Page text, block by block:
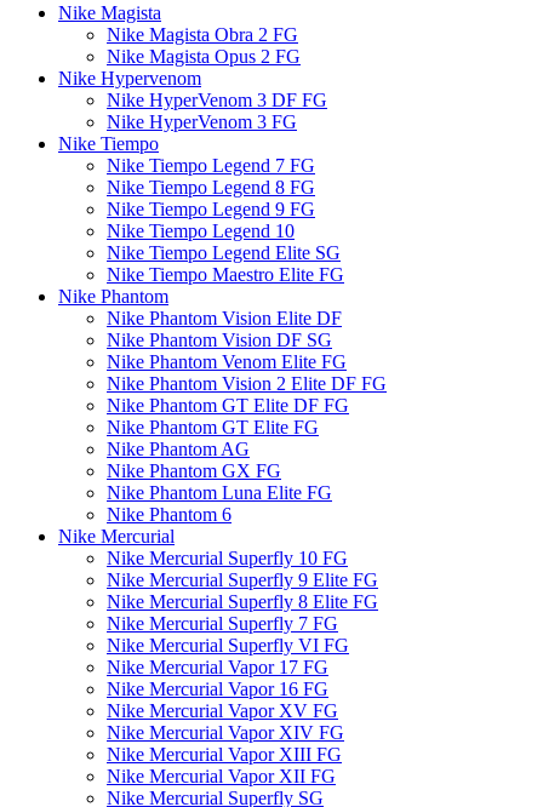
Nike Magista
Nike Magista Obra 2 FG
Nike Magista Opus 2 FG
Nike Hypervenom
Nike HyperVenom 3 DF FG
Nike HyperVenom 3 FG
Nike Tiempo
Nike Tiempo Legend 7 FG
Nike Tiempo Legend 8 FG
Nike Tiempo Legend 9 FG
Nike Tiempo Legend 10
Nike Tiempo Legend Elite SG
Nike Tiempo Maestro Elite FG
Nike Phantom
Nike Phantom Vision Elite DF
Nike Phantom Vision DF SG
Nike Phantom Venom Elite FG
Nike Phantom Vision 2 Elite DF FG
Nike Phantom GT Elite DF FG
Nike Phantom GT Elite FG
Nike Phantom AG
Nike Phantom GX FG
Nike Phantom Luna Elite FG
Nike Phantom 6
Nike Mercurial
Nike Mercurial Superfly 10 FG
Nike Mercurial Superfly 9 Elite FG
Nike Mercurial Superfly 8 Elite FG
Nike Mercurial Superfly 7 FG
Nike Mercurial Superfly VI FG
Nike Mercurial Vapor 17 FG
Nike Mercurial Vapor 16 FG
Nike Mercurial Vapor XV FG
Nike Mercurial Vapor XIV FG
Nike Mercurial Vapor XIII FG
Nike Mercurial Vapor XII FG
Nike Mercurial Superfly SG